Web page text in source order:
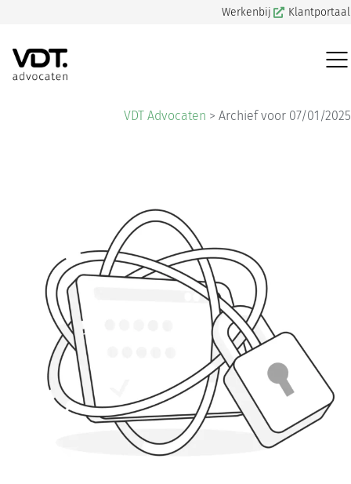
Werkenbij Klantportaal
VDT Advocaten > Archief voor 07/01/2025